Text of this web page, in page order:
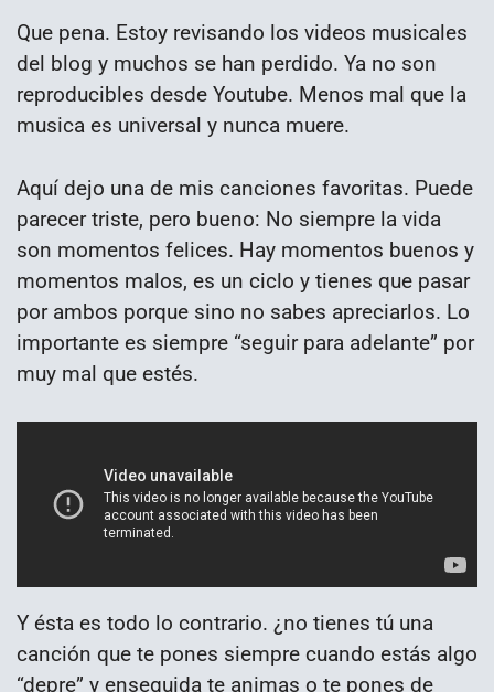
Que pena. Estoy revisando los videos musicales
del blog y muchos se han perdido. Ya no son
reproducibles desde Youtube. Menos mal que la
musica es universal y nunca muere.
Aquí dejo una de mis canciones favoritas. Puede
parecer triste, pero bueno: No siempre la vida
son momentos felices. Hay momentos buenos y
momentos malos, es un ciclo y tienes que pasar
por ambos porque sino no sabes apreciarlos. Lo
importante es siempre “seguir para adelante” por
muy mal que estés.
Y ésta es todo lo contrario. ¿no tienes tú una
canción que te pones siempre cuando estás algo
“depre” y enseguida te animas o te pones de